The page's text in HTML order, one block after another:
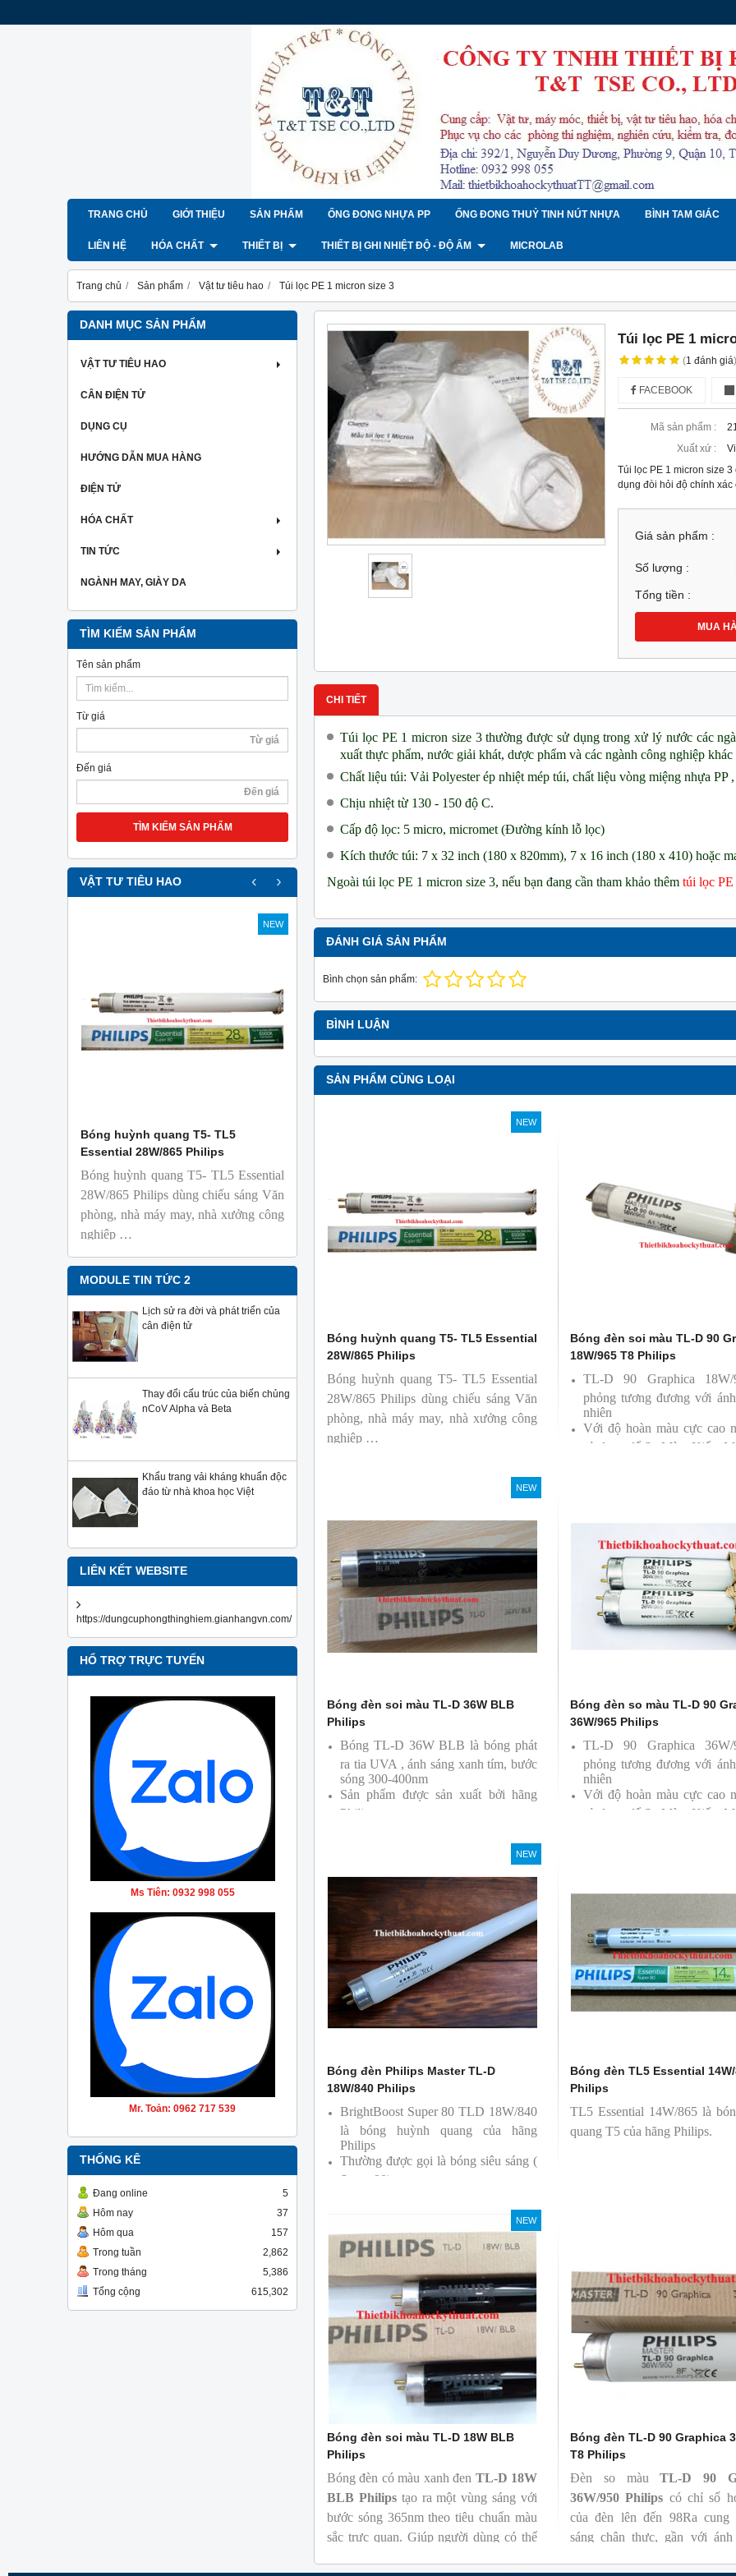
TRANG CHỦ GIỚI THIỆU SẢN PHẨM ỐNG ĐONG NHỰA PP ỐNG ĐONG THUỶ TINH NÚT NHỰA BÌNH TAM GIÁC
LIÊN HỆ HÓA CHẤT THIẾT BỊ THIẾT BỊ GHI NHIỆT ĐỘ - ĐỘ ẨM MICROLAB
Trang chủ Sản phẩm Vật tư tiêu hao Túi lọc PE 1 micron size 3
DANH MỤC SẢN PHẨM
VẬT TƯ TIÊU HAO
CÂN ĐIỆN TỬ
DỤNG CỤ
HƯỚNG DẪN MUA HÀNG
ĐIỆN TỬ
HÓA CHẤT
TIN TỨC
NGÀNH MAY, GIÀY DA
TÌM KIẾM SẢN PHẨM
Tên sản phẩm
Từ giá
Đến giá
TÌM KIẾM SẢN PHẨM
VẬT TƯ TIÊU HAO
NEW
Bóng huỳnh quang T5- TL5
Essential 28W/865 Philips
Bóng huỳnh quang T5- TL5 Essential
28W/865 Philips dùng chiếu sáng Văn
phòng, nhà máy may, nhà xưởng công
nghiệp …
Bóng đèn soi màu TL-D 90 Graphica
phỏng tương đương với ánh sáng tự
nhiên
Với độ hoàn màu cực cao nên được
sử dụng để So Màu, Kiểm Màu
Bóng đèn soi màu TL-D 90 Graphica
phỏng tương đương với ánh sáng tự
Với độ hoàn màu cực cao nên được
sử dụng để So Màu, Kiểm Màu
Sản phẩm được sản xuất bởi
‹ ›
MODULE TIN TỨC 2
Lịch sử ra đời và phát triển của
cân điện tử
Thay đổi cấu trúc của biến chủng
nCoV Alpha và Beta
Khẩu trang vải kháng khuẩn độc
đáo từ nhà khoa học Việt
LIÊN KẾT WEBSITE
https://dungcuphongthinghiem.gianhangvn.com/
HỔ TRỢ TRỰC TUYẾN
Ms Tiên: 0932 998 055
Mr. Toản: 0962 717 539
THỐNG KÊ
Đang online
5
Hôm nay
37
Hôm qua
157
Trong tuần
2,862
Trong tháng
5,386
Tổng cộng
615,302
Túi lọc PE 1
(1đánh giá)
FACEBOOK
Mã sản phẩm :
Xuất xứ :
Túi lọc PE 1 micron size
dụng đòi hỏi độ chính xác
Giá sản phẩm :
Số lượng :
Tổng tiền :
MUA
CHI TIẾT
Túi lọc PE 1 micron size 3 thường được sử dụng trong xử lý nước các
xuất thực phẩm, nước giải khát, dược phẩm và các ngành công nghiệp khác
Chất liệu túi: Vải Polyester ép nhiệt mép túi, chất liệu vòng miệng nhựa PP
Chịu nhiệt từ 130 - 150 độ C.
Cấp độ lọc: 5 micro, micromet (Đường kính lỗ lọc)
Kích thước túi: 7 x 32 inch (180 x 820mm), 7 x 16 inch (180 x 410) hoặc
​Ngoài túi lọc PE 1 micron size 3, nếu bạn đang cần tham khảo thêm túi lọc PE
ĐÁNH GIÁ SẢN PHẨM
Bình chọn sản phẩm:
BÌNH LUẬN
SẢN PHẨM CÙNG LOẠI
NEW
Bóng huỳnh quang T5- TL5 Essential
28W/865 Philips
Bóng huỳnh quang T5- TL5 Essential
28W/865 Philips dùng chiếu sáng Văn
phòng, nhà máy may, nhà xưởng công
nghiệp …
Bóng đèn soi màu TL-D 90
18W/965 T8 Philips
TL-D 90 Graphica
phỏng tương đương với
nhiên
Với độ hoàn màu cực cao
sử dụng để So Màu, Kiểm
NEW
Bóng đèn soi màu TL-D 36W BLB
Philips
Bóng TL-D 36W BLB là bóng phát
ra tia UVA , ánh sáng xanh tím, bước
sóng 300-400nm
Sản phẩm được sản xuất bởi hãng
Philips
Bóng đèn so màu TL-D 90
36W/965 Philips
TL-D 90 Graphica
phỏng tương đương với
nhiên
Với độ hoàn màu cực cao
sử dụng để So Màu, Kiểm
NEW
Bóng đèn Philips Master TL-D
18W/840 Philips
BrightBoost Super 80 TLD 18W/840
là bóng huỳnh quang của hãng
Philips
Thường được gọi là bóng siêu sáng (
Super 80)
Bóng đèn TL5 Essential
Philips
TL5 Essential 14W/865 là
quang T5 của hãng Philips.
NEW
Bóng đèn soi màu TL-D 18W BLB
Philips
Bóng đèn có màu xanh đen TL-D 18W
BLB Philipstạo ra một vùng sáng với
bước sóng 365nm theo tiêu chuẩn màu
sắc trực quan. Giúp người dùng có thể
Bóng đèn TL-D 90 Graphica
T8 Philips
Đèn so màuTL-D 90
36W/950 Philips có chỉ số
của đèn lên đến 98Ra cung
sáng chân thực, gần với